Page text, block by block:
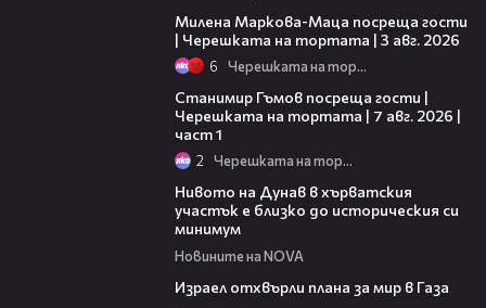
Милена Маркова-Маца посреща гости
| Черешката на тортата | 3 авг. 2026
6 Черешката на тортата
Станимир Гъмов посреща гости |
Черешката на тортата | 7 авг. 2026 |
част 1
2 Черешката на тортата
Нивото на Дунав в хърватския
участък е близко до историческия си
минимум
Новините на NOVA
Израел отхвърли плана за мир в Газа